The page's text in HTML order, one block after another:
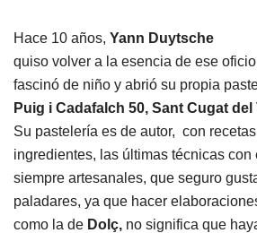
Hace 10 años, Yann Duytsche
quiso volver a la esencia de ese
fascinó de niño y abrió su propia
Puig i Cadafalch 50, Sant Cugat del
Su pastelería es de autor, con
ingredientes, las últimas técnicas con
siempre artesanales, que seguro
paladares, ya que hacer
como la de Dolç, no significa que